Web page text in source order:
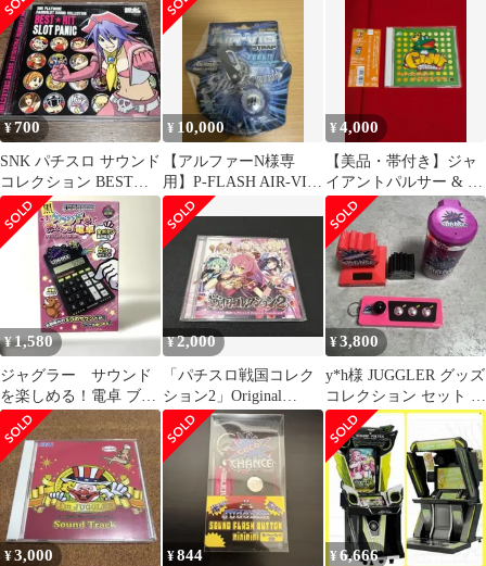
¥700
SNK パチスロ サウンド
コレクション BEST
HIT SLOT PANIC
¥ 10,000
【アルファーN様専
用】P-FLASH AIR-VIB
ストラップ
¥4,000
【美品・帯付き】ジャ
イアントパルサー & ケ
ロットセレクション パ
チスロ
¥1,580
ジャグラー サウンド
を楽しめる！電卓 ブラ
ック 未使用
¥2,000
「パチスロ戦国コレク
ション2」Original
Sound Track
¥3,800
y*h様 JUGGLER グッズ
コレクション セット パ
チスロ ジャグラー
¥3,000 ¥844 ¥6,666